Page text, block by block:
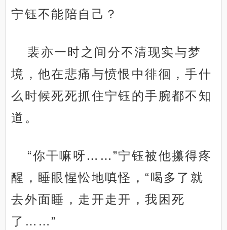
宁钰不能陪自己？
裴亦一时之间分不清现实与梦
境，他在悲痛与愤恨中徘徊，手什
么时候死死抓住宁钰的手腕都不知
道。
“你干嘛呀……”宁钰被他攥得疼
醒，睡眼惺忪地嗔怪，“喝多了就
去外面睡，走开走开，我困死
了……”